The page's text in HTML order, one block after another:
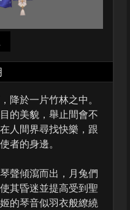
降於一片竹林之中。
的美貌，舉止間會不
人間界尋找快樂，跟
者的身邊。
聲傾瀉而出，月兔們
其昏迷並提高受到聖
的琴音似羽衣般繚繞